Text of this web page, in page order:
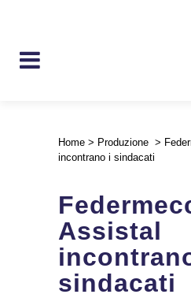
Home > Produzione >
incontrano i sindacati
Assistal
sindacati